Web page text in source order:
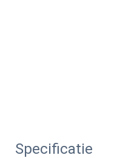
Specificatie